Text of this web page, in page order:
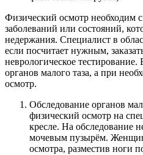
Физический осмотр необходим
заболеваний или состояний,
недержания. Специалист в
если посчитает нужным,
неврологическое
органов малого таза, а при
осмотр.
Обследование органов
физический осмотр на
кресле. На обследование
мочевым пузырём.
осмотра, разместив ноги